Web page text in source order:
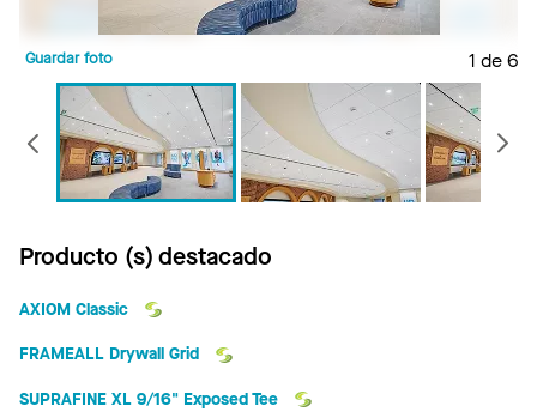
1 de 6
Guardar foto
Anterior
Producto (s) destacado
AXIOM Classic
FRAMEALL Drywall Grid
SUPRAFINE XL 9/16" Exposed Tee